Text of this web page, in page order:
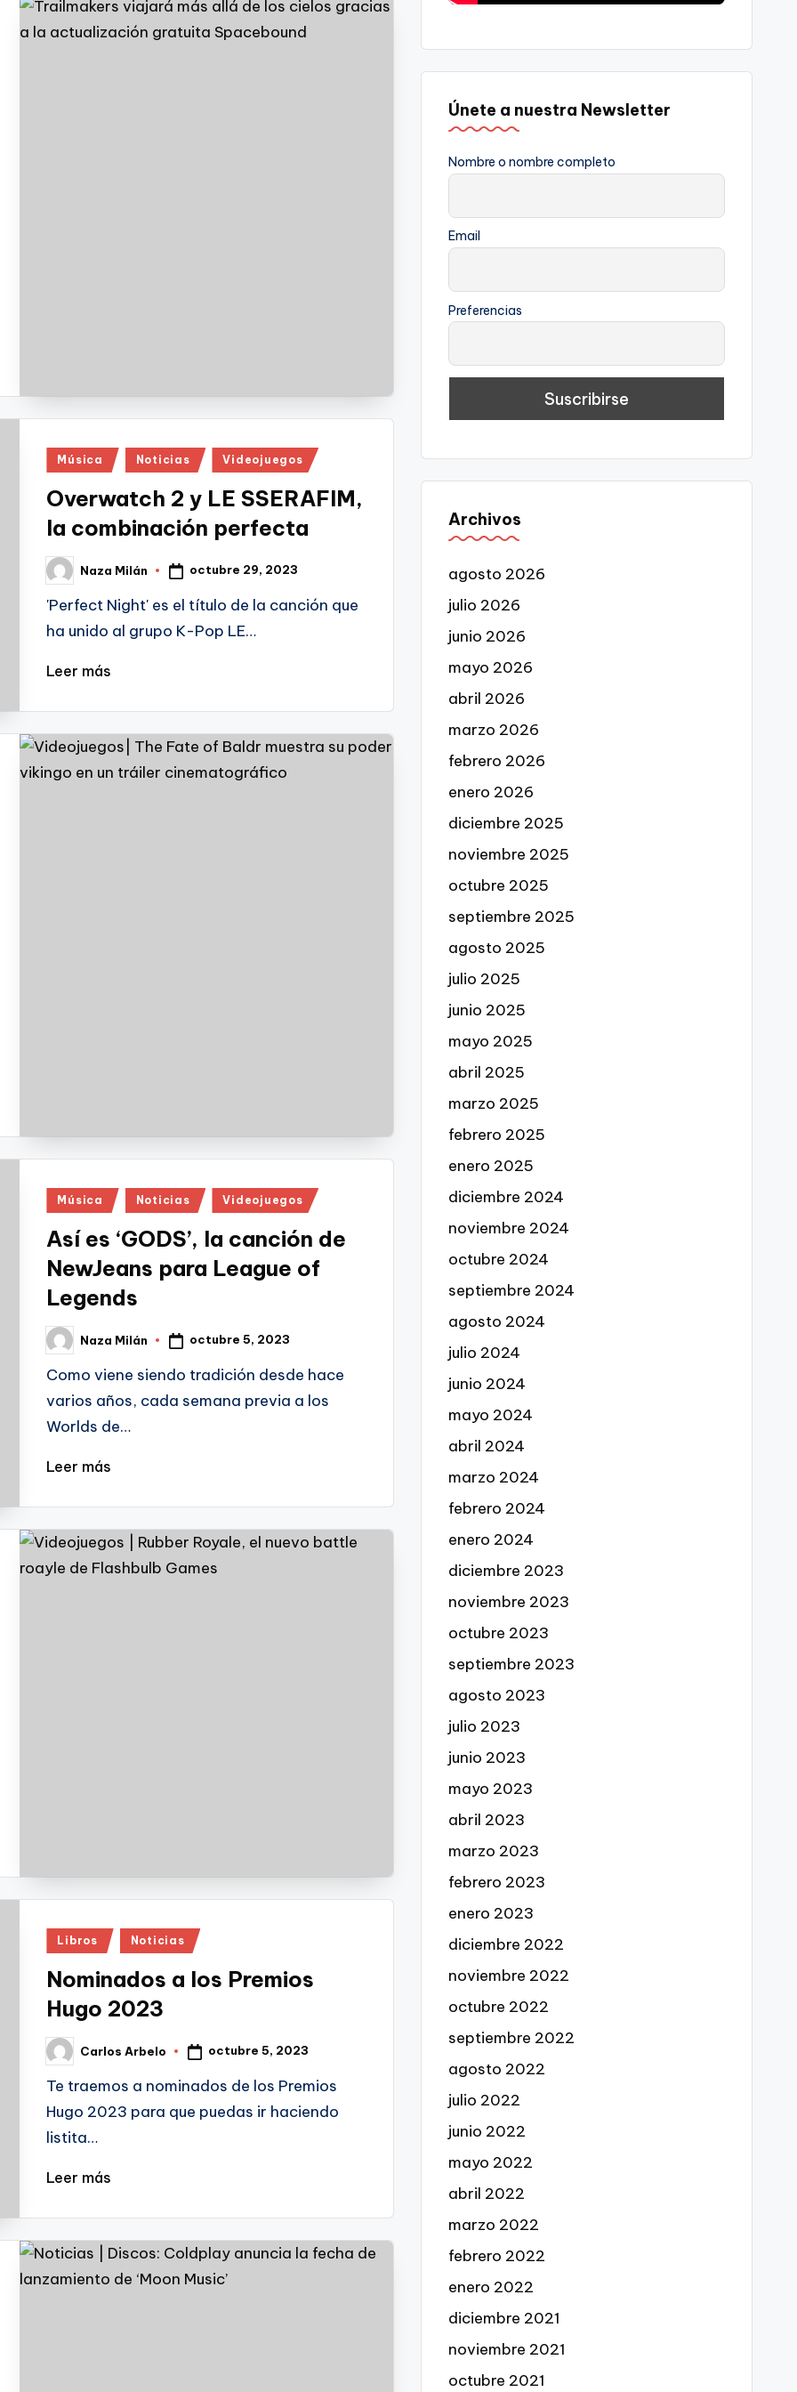
Publicado
Música Noticias Videojuegos
Overwatch 2 y LE SSERAFIM,
la combinación perfecta
Publicado
por
Naza Milán octubre 29, 2023
'Perfect Night' es el título de la canción que
ha unido al grupo K-Pop LE…
Leer más
Publicado
Música Noticias Videojuegos
Así es ‘GODS’, la canción de
NewJeans para League of
Legends
Publicado
por
Naza Milán octubre 5, 2023
Como viene siendo tradición desde hace
varios años, cada semana previa a los
Worlds de…
Leer más
Publicado
Libros Noticias
Nominados a los Premios
Hugo 2023
Publicado
por
Carlos Arbelo octubre 5, 2023
Te traemos a nominados de los Premios
Hugo 2023 para que puedas ir haciendo
listita…
Leer más
Únete a nuestra Newsletter
Nombre o nombre completo
Email
Preferencias
Archivos
agosto 2026
julio 2026
junio 2026
mayo 2026
abril 2026
marzo 2026
febrero 2026
enero 2026
diciembre 2025
noviembre 2025
octubre 2025
septiembre 2025
agosto 2025
julio 2025
junio 2025
mayo 2025
abril 2025
marzo 2025
febrero 2025
enero 2025
diciembre 2024
noviembre 2024
octubre 2024
septiembre 2024
agosto 2024
julio 2024
junio 2024
mayo 2024
abril 2024
marzo 2024
febrero 2024
enero 2024
diciembre 2023
noviembre 2023
octubre 2023
septiembre 2023
agosto 2023
julio 2023
junio 2023
mayo 2023
abril 2023
marzo 2023
febrero 2023
enero 2023
diciembre 2022
noviembre 2022
octubre 2022
septiembre 2022
agosto 2022
julio 2022
junio 2022
mayo 2022
abril 2022
marzo 2022
febrero 2022
enero 2022
diciembre 2021
noviembre 2021
octubre 2021